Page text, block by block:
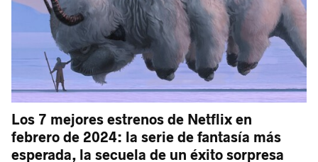
Los 7 mejores estrenos de Netflix en
febrero de 2024: la serie de fantasía más
esperada, la secuela de un éxito sorpresa